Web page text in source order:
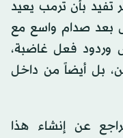
تفيد بأن ترمب يعيد
بعد صدام واسع مع
وردود فعل غاضبة،
بل أيضاً من داخل
عن إنشاء هذا